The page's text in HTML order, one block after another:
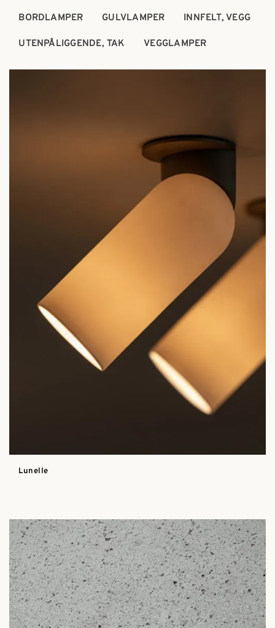
BORDLAMPER GULVLAMPER INNFELT, VEGG
UTENPÅLIGGENDE, TAK VEGGLAMPER
Lunelle